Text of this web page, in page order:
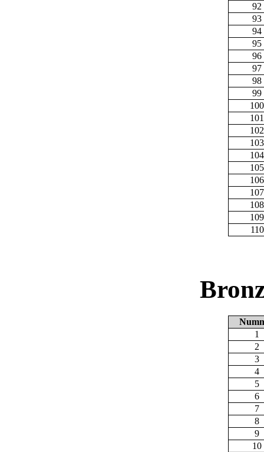
92
93
94
95
96
97
98
99
100
101
102
103
104
105
106
107
108
109
110
1
2
3
4
5
6
7
8
9
10